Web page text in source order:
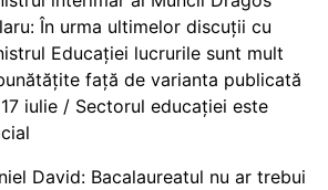
În urma ultimelor discuții cu
Educației lucrurile sunt mult
față de varianta publicată
iulie / Sectorul educației este
David: Bacalaureatul nu ar trebui